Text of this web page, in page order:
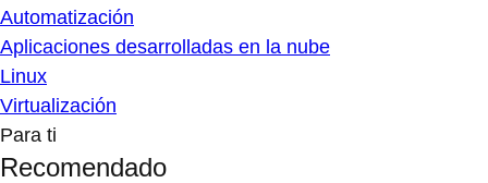
Automatización
Aplicaciones desarrolladas en la nube
Linux
Virtualización
Para ti
Recomendado